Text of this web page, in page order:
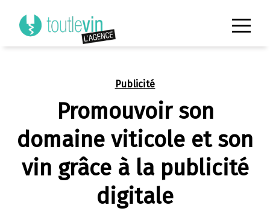
Publicité
Promouvoir son
domaine viticole et son
vin grâce à la publicité
digitale